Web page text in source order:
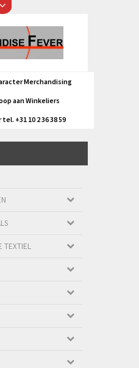
Merchandising
aan Winkeliers
+31 10 2 36 38 59
TEXTIEL